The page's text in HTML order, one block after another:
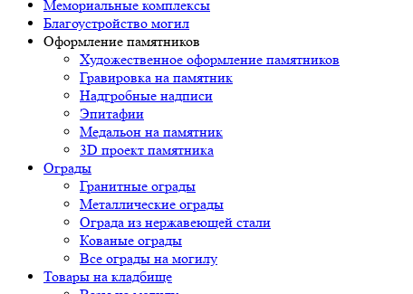
Мемориальные комплексы
Благоустройство могил
Оформление памятников
Художественное оформление памятников
Гравировка на памятник
Надгробные надписи
Эпитафии
Медальон на памятник
3D проект памятника
Ограды
Гранитные ограды
Металлические ограды
Ограда из нержавеющей стали
Кованые ограды
Все ограды на могилу
Товары на кладбище